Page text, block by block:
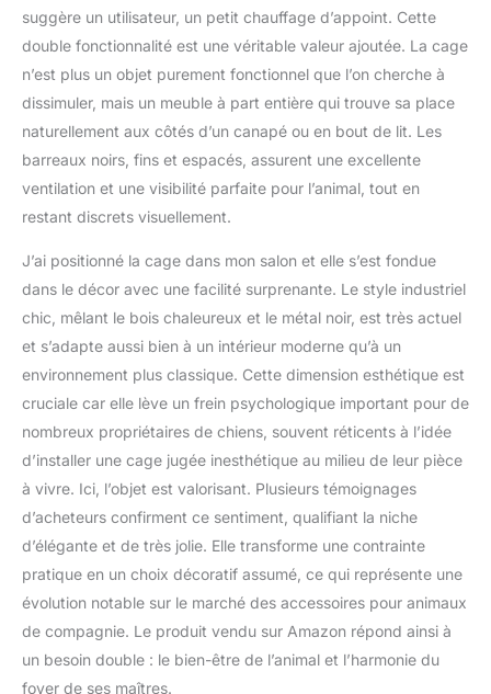
suggère un utilisateur, un petit chauffage d’appoint. Cette
double fonctionnalité est une véritable valeur ajoutée. La cage
n’est plus un objet purement fonctionnel que l’on cherche à
dissimuler, mais un meuble à part entière qui trouve sa place
naturellement aux côtés d’un canapé ou en bout de lit. Les
barreaux noirs, fins et espacés, assurent une excellente
ventilation et une visibilité parfaite pour l’animal, tout en
restant discrets visuellement.
J’ai positionné la cage dans mon salon et elle s’est fondue
dans le décor avec une facilité surprenante. Le style industriel
chic, mêlant le bois chaleureux et le métal noir, est très actuel
et s’adapte aussi bien à un intérieur moderne qu’à un
environnement plus classique. Cette dimension esthétique est
cruciale car elle lève un frein psychologique important pour de
nombreux propriétaires de chiens, souvent réticents à l’idée
d’installer une cage jugée inesthétique au milieu de leur pièce
à vivre. Ici, l’objet est valorisant. Plusieurs témoignages
d’acheteurs confirment ce sentiment, qualifiant la niche
d’élégante et de très jolie. Elle transforme une contrainte
pratique en un choix décoratif assumé, ce qui représente une
évolution notable sur le marché des accessoires pour animaux
de compagnie. Le produit vendu sur Amazon répond ainsi à
un besoin double : le bien-être de l’animal et l’harmonie du
foyer de ses maîtres.